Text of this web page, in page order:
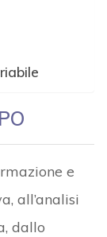
e
all’analisi
dallo